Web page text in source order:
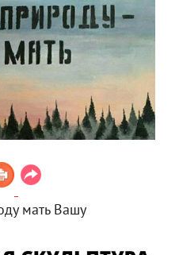
мать Вашу